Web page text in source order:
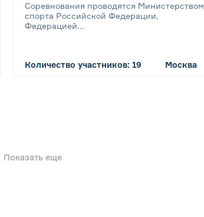
Соревнования проводятся Министерством
спорта Российской Федерации,
Федерацией...
Количество участников: 19 Москва
Показать еще